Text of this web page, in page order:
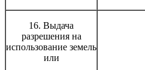
16. Выдача
разрешения на
использование земель
или